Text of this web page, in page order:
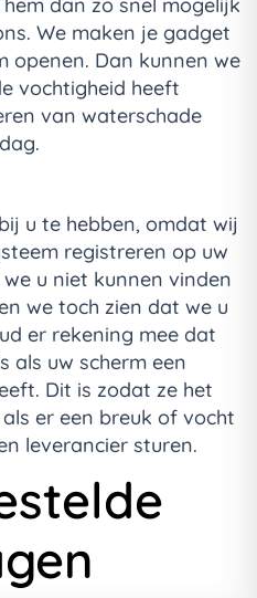
dan zo snel mogelijk
We maken je gadget
openen. Dan kunnen we
vochtigheid heeft
van waterschade
u te hebben, omdat wij
registreren op uw
u niet kunnen vinden
we toch zien dat we u
er rekening mee dat
als uw scherm een
Dit is zodat ze het
er een breuk of vocht
leverancier sturen.